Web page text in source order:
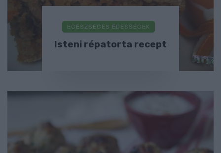
EGÉSZSÉGES ÉDESSÉGEK
Isteni répatorta recept